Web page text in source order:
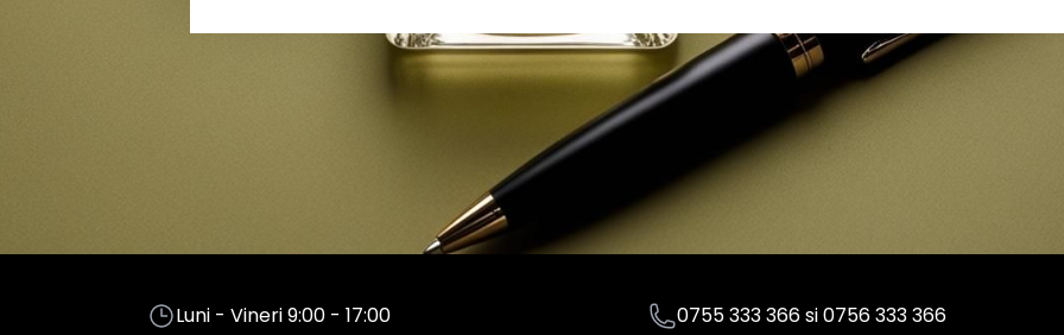
Luni - Vineri 9:00 - 17:00 0755 333 366si0756 333 366